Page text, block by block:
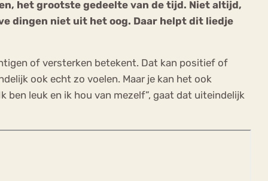
het grootste gedeelte van de tijd. Niet altijd,
dingen niet uit het oog. Daar helpt dit liedje
of versterken betekent. Dat kan positief of
ook echt zo voelen. Maar je kan het ook
ben leuk en ik hou van mezelf”, gaat dat uiteindelijk
Sport Trauma